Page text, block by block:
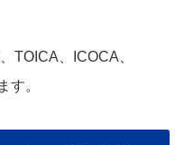
TOICA、ICOCA、
す。